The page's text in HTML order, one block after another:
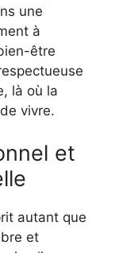
une
à
être
là où la
vivre.
et
autant que
et